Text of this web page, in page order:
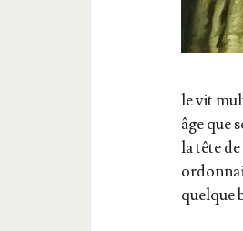
le vit
âge que
la tête
quelque